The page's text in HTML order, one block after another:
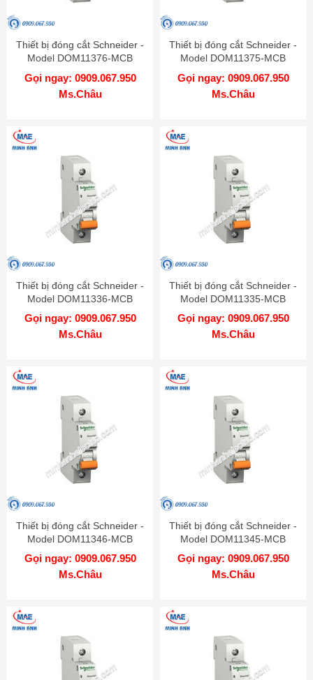
Thiết bị đóng cắt Schneider -
Model DOM11376-MCB
Gọi ngay: 0909.067.950
Ms.Châu
Thiết bị đóng cắt Schneider -
Model DOM11375-MCB
Gọi ngay: 0909.067.950
Ms.Châu
Thiết bị đóng cắt Schneider -
Model DOM11336-MCB
Gọi ngay: 0909.067.950
Ms.Châu
Thiết bị đóng cắt Schneider -
Model DOM11335-MCB
Gọi ngay: 0909.067.950
Ms.Châu
Thiết bị đóng cắt Schneider -
Model DOM11346-MCB
Gọi ngay: 0909.067.950
Ms.Châu
Thiết bị đóng cắt Schneider -
Model DOM11345-MCB
Gọi ngay: 0909.067.950
Ms.Châu